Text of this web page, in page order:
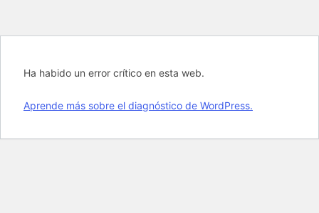
Ha habido un error crítico en esta web.
Aprende más sobre el diagnóstico de WordPress.